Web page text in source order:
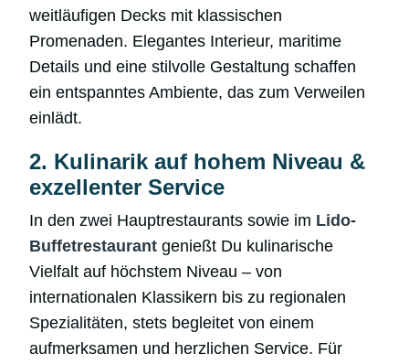
weitläufigen Decks mit klassischen
Promenaden. Elegantes Interieur, maritime
Details und eine stilvolle Gestaltung schaffen
ein entspanntes Ambiente, das zum Verweilen
einlädt.
2. Kulinarik auf hohem Niveau &
exzellenter Service
In den zwei Hauptrestaurants sowie im Lido-
Buffetrestaurant genießt Du kulinarische
Vielfalt auf höchstem Niveau – von
internationalen Klassikern bis zu regionalen
Spezialitäten, stets begleitet von einem
aufmerksamen und herzlichen Service. Für